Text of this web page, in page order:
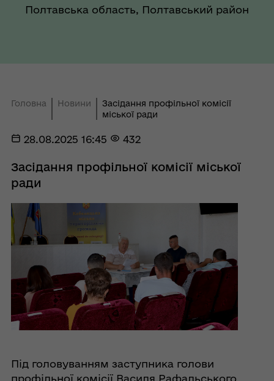
Полтавська область, Полтавський район
Головна Новини
Засідання профільної комісії
міської ради
28.08.2025 16:45 432
Засідання профільної комісії міської
ради
Під головуванням заступника голови
профільної комісії Василя Рафальського